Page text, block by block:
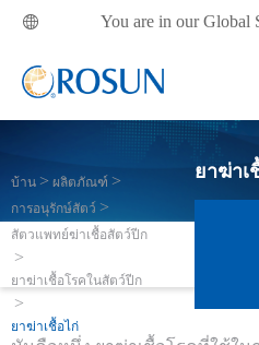
 You are in our Global
ยาฆ่าเ
บ้าน
ผลิตภัณฑ์
การอนุรักษ์สัตว์
สัตวแพทย์ฆ่าเชื้อสัตว์ปีก
ยาฆ่าเชื้อโรคในสัตว์ปีก
ยาฆ่าเชื้อไก่